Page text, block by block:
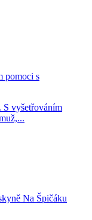
pomoci s
S vyšetřováním
Na Špičáku